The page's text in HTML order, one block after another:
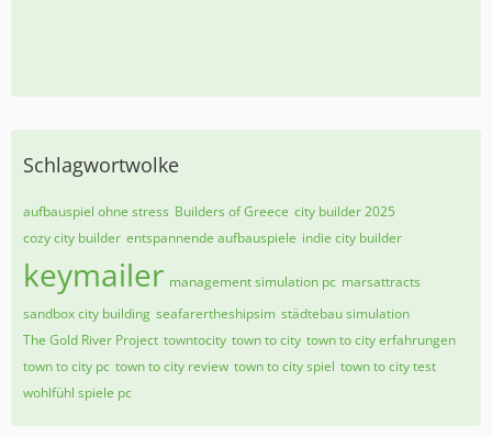
Schlagwortwolke
aufbauspiel ohne stress Builders of Greece city builder 2025
cozy city builder entspannende aufbauspiele indie city builder
keymailer management simulation pc marsattracts
sandbox city building seafarertheshipsim städtebau simulation
The Gold River Project towntocity town to city town to city erfahrungen
town to city pc town to city review town to city spiel town to city test
wohlfühl spiele pc